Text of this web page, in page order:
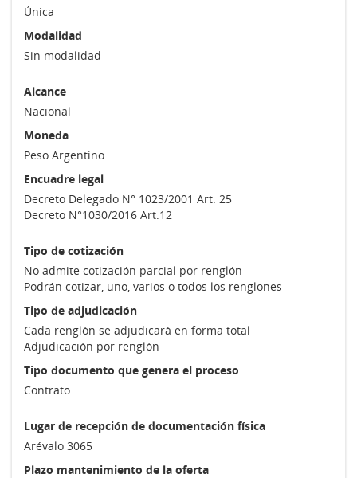
Única
Modalidad
Sin modalidad
Alcance
Nacional
Moneda
Peso Argentino
Encuadre legal
Decreto Delegado N° 1023/2001 Art. 25
Decreto N°1030/2016 Art.12
Tipo de cotización
No admite cotización parcial por renglón
Podrán cotizar, uno, varios o todos los renglones
Tipo de adjudicación
Cada renglón se adjudicará en forma total
Adjudicación por renglón
Tipo documento que genera el proceso
Contrato
Lugar de recepción de documentación física
Arévalo 3065
Plazo mantenimiento de la oferta